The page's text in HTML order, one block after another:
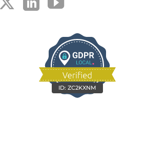
ID: ZC2KXNM